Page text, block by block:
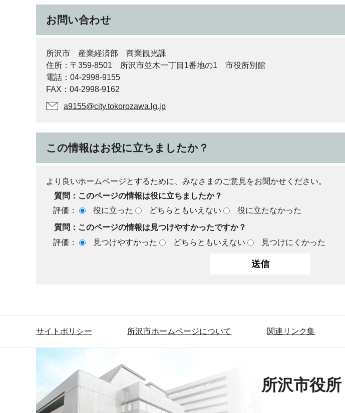
お問い合わせ
所沢市 産業経済部 商業観光課
住所：〒359-8501 所沢市並木一丁目1番地の1 市役所別館
電話：04-2998-9155
FAX：04-2998-9162
a9155@city.tokorozawa.lg.jp
この情報はお役に立ちましたか？
より良いホームページとするために、みなさまのご意見をお聞かせください。
質問：このページの情報は役に立ちましたか？
評価：
役に立った どちらともいえない
役に立たなかった
質問：このページの情報は見つけやすかったですか？
評価：
見つけやすかった どちらともいえない 見つけにくかった
サイトポリシー 所沢市ホームページについて 関連リンク集
所沢市役所